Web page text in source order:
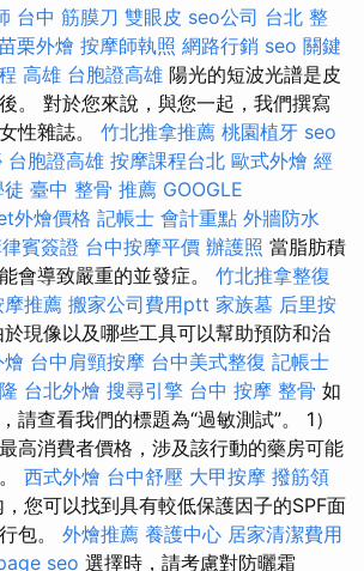
台中 筋膜刀 雙眼皮 seo公司 台北 整
栗外燴 按摩師執照 網路行銷 seo 關鍵
高雄 台胞證高雄 陽光的短波光譜是皮
。 對於您來說，與您一起，我們撰寫
性雜誌。 竹北推拿推薦 桃園植牙 seo
台胞證高雄 按摩課程台北 歐式外燴 經
臺中 整骨 推薦 GOOGLE
外燴價格 記帳士 會計重點 外牆防水
賓簽證 台中按摩平價 辦護照 當脂肪積
會導致嚴重的並發症。 竹北推拿整復
摩推薦 搬家公司費用ptt 家族墓 后里按
現像以及哪些工具可以幫助預防和治
台中肩頸按摩 台中美式整復 記帳士
台北外燴 搜尋引擎 台中 按摩 整骨 如
請查看我們的標題為“過敏測試”。 1）
高消費者價格，涉及該行動的藥房可能
西式外燴 台中舒壓 大甲按摩 撥筋領
您可以找到具有較低保護因子的SPF面
包。 外燴推薦 養護中心 居家清潔費用
seo 選擇時，請考慮對防曬霜